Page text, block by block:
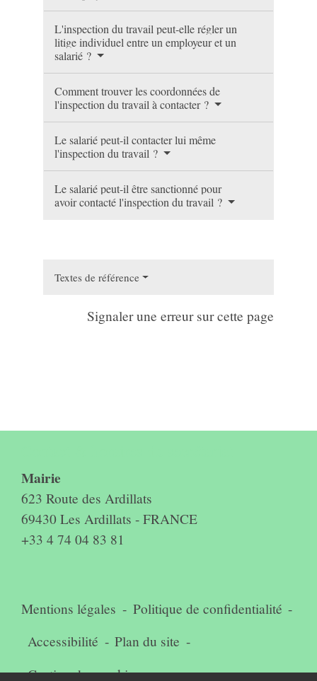
L'inspection du travail peut-elle régler un
litige individuel entre un employeur et un
salarié ?
Comment trouver les coordonnées de
l'inspection du travail à contacter ?
Le salarié peut-il contacter lui même
l'inspection du travail ?
Le salarié peut-il être sanctionné pour
avoir contacté l'inspection du travail ?
Textes de référence
Signaler une erreur sur cette page
Mairie
623 Route des Ardillats
69430 Les Ardillats - FRANCE
+33 4 74 04 83 81
Mentions légales - Politique de confidentialité -
Accessibilité - Plan du site -
Gestion des cookies